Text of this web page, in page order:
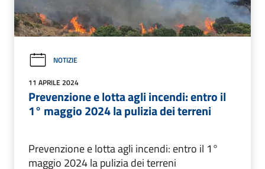
NOTIZIE
11 APRILE 2024
Prevenzione e lotta agli incendi: entro il
1° maggio 2024 la pulizia dei terreni
Prevenzione e lotta agli incendi: entro il 1°
maggio 2024 la pulizia dei terreni